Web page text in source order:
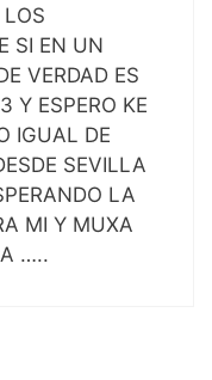
LOS
SI EN UN
VERDAD ES
Y ESPERO KE
IGUAL DE
SEVILLA
LA
MI Y MUXA
…..